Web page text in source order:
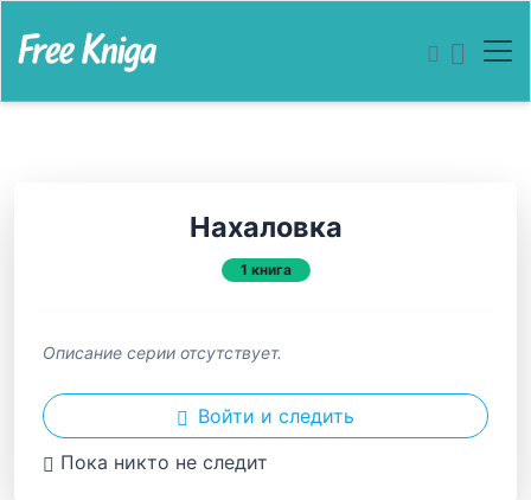
Нахаловка
1 книга
Описание серии отсутствует.
Войти и следить
Пока никто не следит